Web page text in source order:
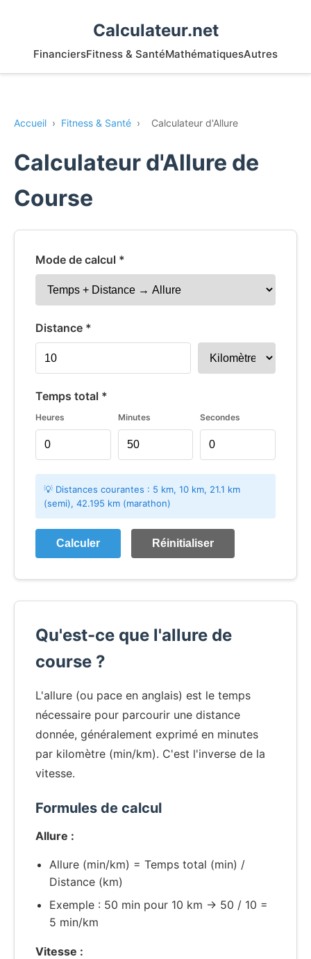
Calculateur.net
FinanciersFitness & SantéMathématiquesAutres
Accueil › Fitness & Santé › Calculateur d'Allure
Calculateur d'Allure de
Course
Mode de calcul *
Distance *
Temps total *
Heures Minutes Secondes
💡 Distances courantes : 5 km, 10 km, 21.1 km
(semi), 42.195 km (marathon)
Calculer Réinitialiser
Qu'est-ce que l'allure de
course ?
L'allure (ou pace en anglais) est le temps
nécessaire pour parcourir une distance
donnée, généralement exprimé en minutes
par kilomètre (min/km). C'est l'inverse de la
vitesse.
Formules de calcul
Allure :
Allure (min/km) = Temps total (min) /
Distance (km)
Exemple : 50 min pour 10 km → 50 / 10 =
5 min/km
Vitesse :